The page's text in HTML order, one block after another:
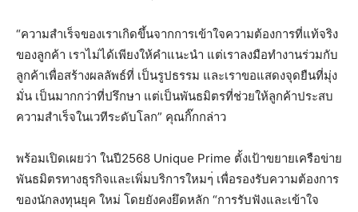
“ความสำเร็จของเราเกิดขึ้นจากการเข้าใจความต้องการที่แท้จริง
ของลูกค้า เราไม่ได้เพียงให้คำแนะนำ แต่เราลงมือทำงานร่วมกับ
ลูกค้าเพื่อสร้างผลลัพธ์ที่ เป็นรูปธรรม และเราขอแสดงจุดยืนที่มุ่ง
มั่น เป็นมากกว่าที่ปรึกษา แต่เป็นพันธมิตรที่ช่วยให้ลูกค้าประสบ
ความสำเร็จในเวทีระดับโลก” คุณกิ๊กกล่าว
พร้อมเปิดเผยว่า ในปี2568 Unique Prime ตั้งเป้าขยายเครือข่าย
พันธมิตรทางธุรกิจและเพิ่มบริการใหมๆ่ เพื่อรองรับความต้องการ
ของนักลงทุนยุค ใหม่ โดยยังคงยึดหลัก “การรับฟังและเข้าใจ